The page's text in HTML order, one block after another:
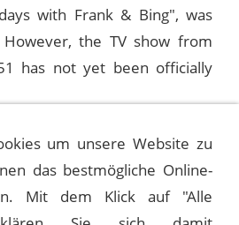
with Frank & Bing", was
the TV show from
has not yet been officially
version from 1947 was
Cindy Lauper. A fresh mix
was released in 2017.
um unsere Website zu
das bestmögliche Online-
Mit dem Klick auf "Alle